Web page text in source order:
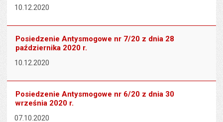
10.12.2020
Posiedzenie Antysmogowe nr 7/20 z dnia 28
października 2020 r.
10.12.2020
Posiedzenie Antysmogowe nr 6/20 z dnia 30
września 2020 r.
07.10.2020